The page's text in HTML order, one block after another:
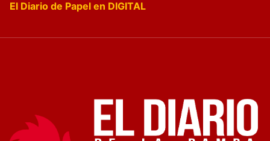
El Diario de Papel en DIGITAL